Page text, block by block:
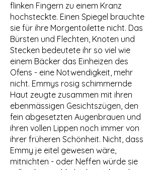
flinken Fingern zu einem Kranz
hochsteckte. Einen Spiegel brauchte
sie für ihre Morgentoilette nicht. Das
Bürsten und Flechten, Knoten und
Stecken bedeutete ihr so viel wie
einem Bäcker das Einheizen des
Ofens - eine Notwendigkeit, mehr
nicht. Emmys rosig schimmernde
Haut zeugte zusammen mit ihren
ebenmässigen Gesichtszügen, den
fein abgesetzten Augenbrauen und
ihren vollen Lippen noch immer von
ihrer früheren Schönheit. Nicht, dass
Emmy je eitel gewesen wäre,
mitnichten - oder Neffen würde sie